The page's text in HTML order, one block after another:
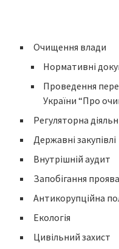
Очищення влади
Нормативні
Проведення
України “Про
Регуляторна
Державні закупівлі
Внутрішній аудит
Запобігання
Антикорупційна
Екологія
Цивільний захист